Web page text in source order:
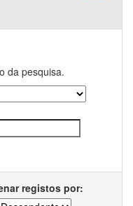
da pesquisa.
registos por: